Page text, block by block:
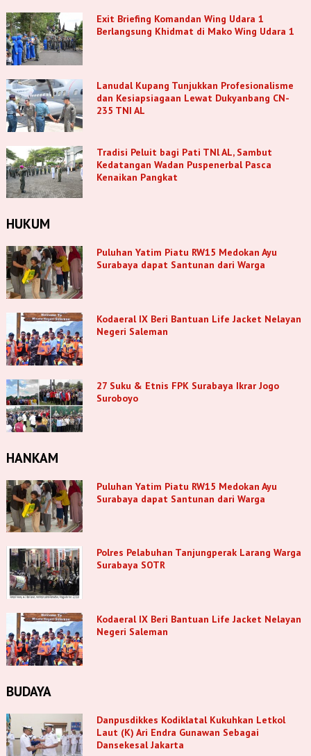
Exit Briefing Komandan Wing Udara 1
Berlangsung Khidmat di Mako Wing Udara 1
Lanudal Kupang Tunjukkan Profesionalisme
dan Kesiapsiagaan Lewat Dukyanbang CN-
235 TNI AL
Tradisi Peluit bagi Pati TNl AL, Sambut
Kedatangan Wadan Puspenerbal Pasca
Kenaikan Pangkat
HUKUM
Puluhan Yatim Piatu RW15 Medokan Ayu
Surabaya dapat Santunan dari Warga
Kodaeral IX Beri Bantuan Life Jacket Nelayan
Negeri Saleman
27 Suku & Etnis FPK Surabaya Ikrar Jogo
Suroboyo
HANKAM
Puluhan Yatim Piatu RW15 Medokan Ayu
Surabaya dapat Santunan dari Warga
Polres Pelabuhan Tanjungperak Larang Warga
Surabaya SOTR
Kodaeral IX Beri Bantuan Life Jacket Nelayan
Negeri Saleman
BUDAYA
Danpusdikkes Kodiklatal Kukuhkan Letkol
Laut (K) Ari Endra Gunawan Sebagai
Dansekesal Jakarta